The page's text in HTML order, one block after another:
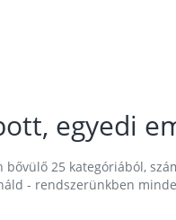
egyedi
25 kategóriából,
- rendszerünkben